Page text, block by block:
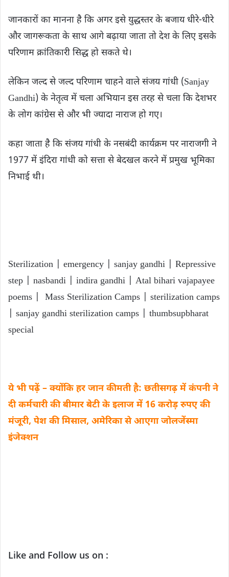
जानकारों का मानना ​​है कि अगर इसे युद्धस्तर के बजाय धीरे-धीरे
और जागरूकता के साथ आगे बढ़ाया जाता तो देश के लिए इसके
परिणाम क्रांतिकारी सिद्ध हो सकते थे।
लेकिन जल्द से जल्द परिणाम चाहने वाले संजय गांधी (Sanjay
Gandhi) के नेतृत्व में चला अभियान इस तरह से चला कि देशभर
के लोग कांग्रेस से और भी ज्यादा नाराज हो गए।
कहा जाता है कि संजय गांधी के नसबंदी कार्यक्रम पर नाराजगी ने
1977 में इंदिरा गांधी को सत्ता से बेदखल करने में प्रमुख भूमिका
निभाई थी।
Sterilization | emergency | sanjay gandhi | Repressive
step | nasbandi | indira gandhi | Atal bihari vajapayee
poems | Mass Sterilization Camps | sterilization camps
| sanjay gandhi sterilization camps | thumbsupbharat
special
ये भी पढ़ें – क्योंकि हर जान कीमती है: छतीसगढ़ में कंपनी ने
दी कर्मचारी की बीमार बेटी के इलाज में 16 करोड़ रुपए की
मंजूरी, पेश की मिसाल, अमेरिका से आएगा जोलजेंस्मा
इंजेक्शन
Like and Follow us on :